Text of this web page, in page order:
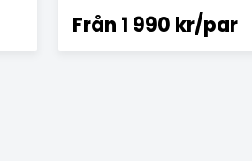
Från 1 990 kr/par